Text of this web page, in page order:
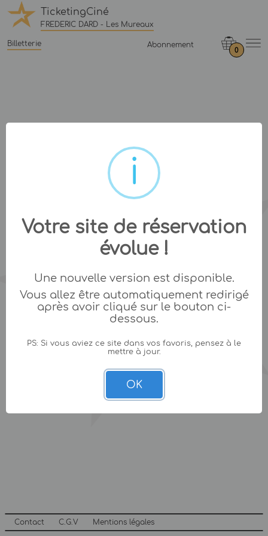
TicketingCiné
FREDERIC DARD - Les Mureaux
Billetterie Abonnement
0
Contact C.G.V Mentions légales
Votre site de réservation
évolue !
Une nouvelle version est disponible.
Vous allez être automatiquement redirigé
après avoir cliqué sur le bouton ci-
dessous.
PS: Si vous aviez ce site dans vos favoris, pensez à le
mettre à jour.
OK